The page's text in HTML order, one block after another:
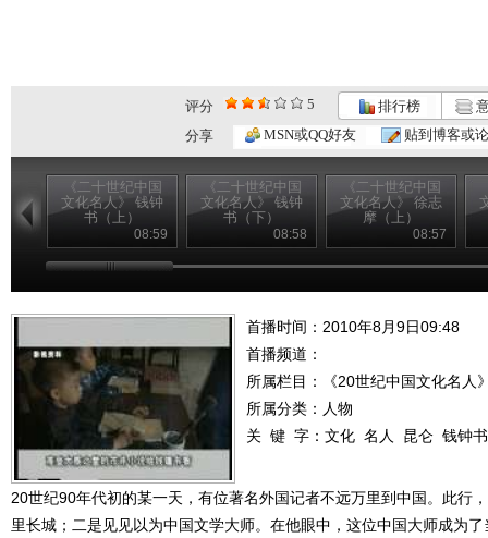
评分 5 排行榜
分享
MSN或QQ好友 贴到博客或
《二十世纪中国
文化名人》 钱钟
书（上）
08:59
《二十世纪中国
文化名人》 钱钟
书（下）
08:58
《二十世纪中国
文化名人》 徐志
摩（上）
08:57
首播时间：2010年8月9日09:48
首播频道：
所属栏目：
《20世纪中国文化名人
所属分类：人物
关 键 字： 文化 名人 昆仑 钱钟书
20世纪90年代初的某一天，有位著名外国记者不远万里到中国。此行
里长城；二是见见以为中国文学大师。在他眼中，这位中国大师成为